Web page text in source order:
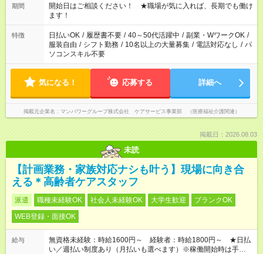
派遣法（日雇い派遣の原則禁止）により、短時間・短期間の就
業はご案内が難しい場合があります
期間
開始日はご相談ください！ ★職場が気に入れば、長期でも働け
ます！
特徴 日払いOK / 履歴書不要 / 40～50代活躍中 / 副業・WワークOK /
服装自由 / シフト勤務 / 10名以上の大量募集 / 電話対応なし / パ
ソコンスキル不要
気になる！ 応募する 詳細へ
掲載元企業名 マンパワーグループ株式会社 ケアサービス事業部 （医療福祉介護関連）
掲載日：2026.08.03
未読
【計画業務・家族対応ナシも叶う】現場に向き合
える＊高齢者ケアスタッフ
派遣 職種未経験OK 社会人未経験OK 大学生歓迎
ブランクOK
WEB登録・面接OK
給与
無資格未経験：時給1600円～ 経験者：時給1800円～ ★日払
い／週払い制度あり（月払いも選べます）※稼働開始時は手続き